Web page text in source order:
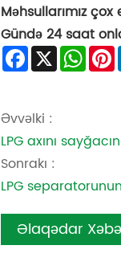
Məhsullarımız
Gündə 24 saat
Facebook
X
Əvvəlki :
LPG axını
Sonrakı :
LPG
Əlaqədar